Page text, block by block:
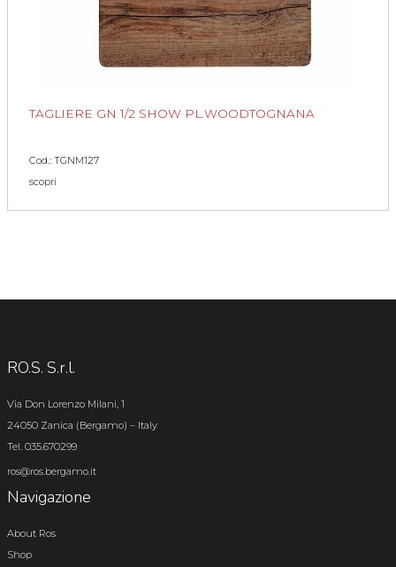
TAGLIERE GN 1/2 SHOW PL.WOODTOGNANA
Cod.: TGNM127
scopri
RO.S. S.r.l.
Via Don Lorenzo Milani, 1
24050 Zanica (Bergamo) – Italy
Tel. 035.670299
ros@ros.bergamo.it
Navigazione
About Ros
Shop